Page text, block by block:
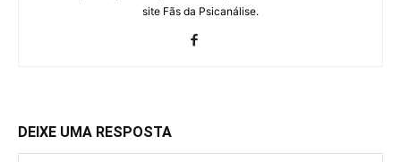
site Fãs da Psicanálise.
DEIXE UMA RESPOSTA